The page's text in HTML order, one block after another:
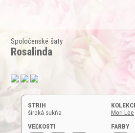
Spoločenské šaty
Rosalinda
STRIH
široká sukňa
Mori Lee
VEĽKOSTI
FARBY